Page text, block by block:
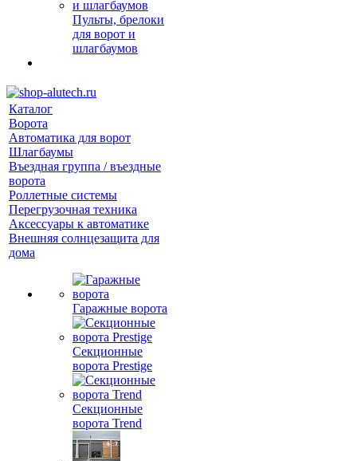
Пульты, брелоки
для ворот и
шлагбаумов
Каталог
Ворота
Автоматика для ворот
Шлагбаумы
Въездная группа / въездные
ворота
Роллетные системы
Перегрузочная техника
Аксессуары к автоматике
Внешняя солнцезащита для
дома
Гаражные ворота
Секционные
ворота Prestige
Секционные
ворота Trend